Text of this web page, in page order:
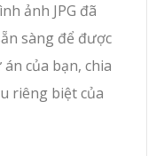
ảnh JPG đã
sàng để được
của bạn, chia
riêng biệt của